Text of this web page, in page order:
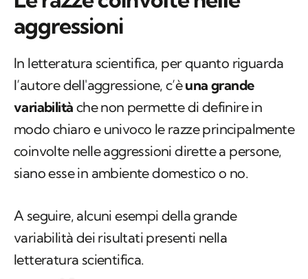
aggressioni
In letteratura scientifica, per quanto riguarda
l’autore dell'aggressione, c’èuna grande
variabilità che non permette di definire in
modo chiaro e univoco le razze principalmente
coinvolte nelle aggressioni dirette a persone,
siano esse in ambiente domestico o no.
A seguire, alcuni esempi della grande
variabilità dei risultati presenti nella
letteratura scientifica.